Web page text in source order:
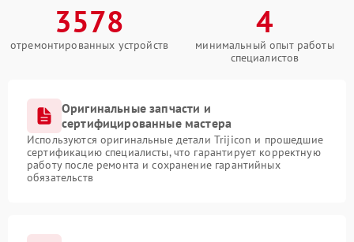
3578
отремонтированных устройств
4
минимальный опыт работы
специалистов
Оригинальные запчасти и
сертифицированные мастера
Используются оригинальные детали Trijicon и прошедшие
сертификацию специалисты, что гарантирует корректную
работу после ремонта и сохранение гарантийных
обязательств